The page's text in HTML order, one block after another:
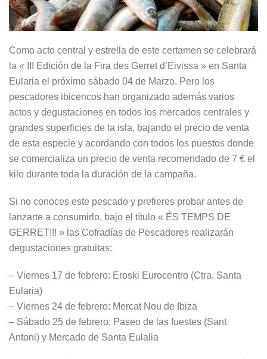
Como acto central y estrella de este certamen se celebrará
la « III Edición de la Fira des Gerret d’Eivissa » en Santa
Eularia el próximo sábado 04 de Marzo. Pero los
pescadores ibicencos han organizado además varios
actos y degustaciones en todos los mercados centrales y
grandes superficies de la isla, bajando el precio de venta
de esta especie y acordando con todos los puestos donde
se comercializa un precio de venta recomendado de 7 € el
kilo durante toda la duración de la campaña.
Si no conoces este pescado y prefieres probar antes de
lanzarte a consumirlo, bajo el título « ÉS TEMPS DE
GERRET!!! » las Cofradías de Pescadores realizarán
degustaciones gratuitas:
– Viernes 17 de febrero: Eroski Eurocentro (Ctra. Santa
Eularia)
– Viernes 24 de febrero: Mercat Nou de Ibiza
– Sábado 25 de febrero: Paseo de las fuestes (Sant
Antoni) y Mercado de Santa Eulalia